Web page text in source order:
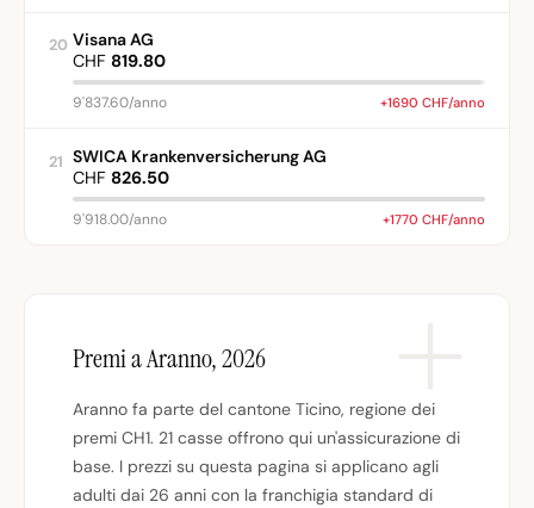
20 Visana AG
CHF 819.80
9'837.60/anno +1690 CHF/anno
21 SWICA Krankenversicherung AG
CHF 826.50
9'918.00/anno +1770 CHF/anno
Premi a Aranno, 2026
Aranno fa parte del cantone Ticino, regione dei
premi CH1. 21 casse offrono qui un'assicurazione di
base. I prezzi su questa pagina si applicano agli
adulti dai 26 anni con la franchigia standard di